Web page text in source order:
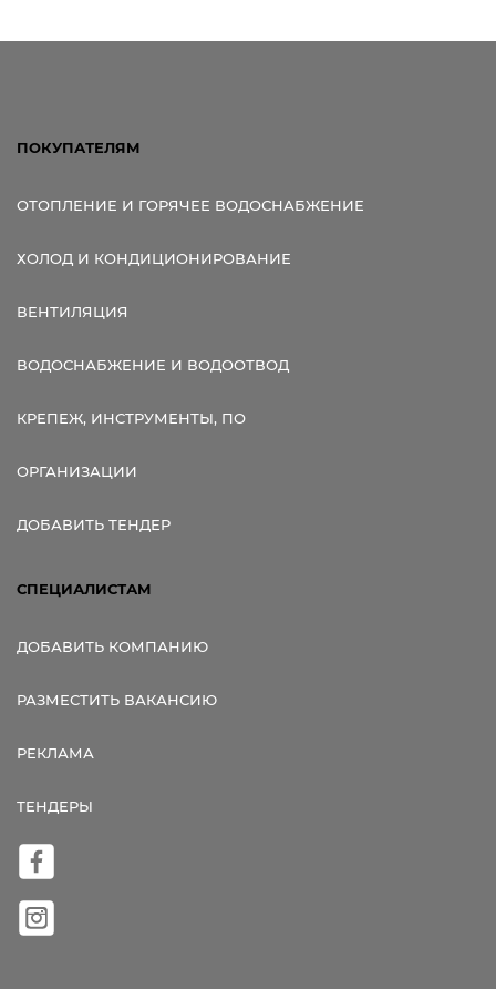
ПОКУПАТЕЛЯМ
ОТОПЛЕНИЕ И ГОРЯЧЕЕ ВОДОСНАБЖЕНИЕ
ХОЛОД И КОНДИЦИОНИРОВАНИЕ
ВЕНТИЛЯЦИЯ
ВОДОСНАБЖЕНИЕ И ВОДООТВОД
КРЕПЕЖ, ИНСТРУМЕНТЫ, ПО
ОРГАНИЗАЦИИ
ДОБАВИТЬ ТЕНДЕР
СПЕЦИАЛИСТАМ
ДОБАВИТЬ КОМПАНИЮ
РАЗМЕСТИТЬ ВАКАНСИЮ
РЕКЛАМА
ТЕНДЕРЫ